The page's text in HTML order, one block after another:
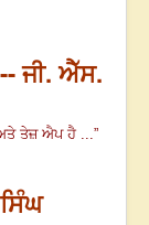
ਜੀ. ਐੱਸ.
ਤੇਜ਼ ਐਪ ਹੈ ...”